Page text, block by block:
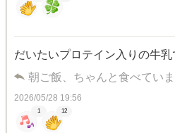
だいたいプロテイン入りの牛
朝ご飯、ちゃんと食べてい
2026/05/28 19:56
1 12